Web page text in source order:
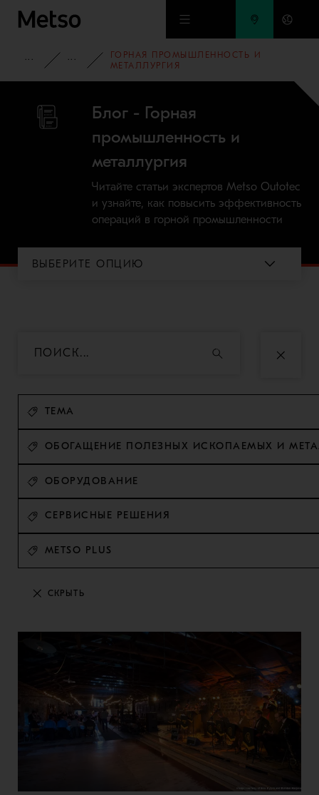
Перейти к основному содержимому
БАЗА ЗНАНИЙ
БЛОГ
ГОРНАЯ ПРОМЫШЛЕННОСТЬ И
МЕТАЛЛУРГИЯ
Блог - Горная
промышленность и
металлургия
Читайте статьи экспертов Metso Outotec
и узнайте, как повысить эффективность
операций в горной промышленности
ВЫБЕРИТЕ ОПЦИЮ
СКРЫТЬ
ТЕМА
ОБОГАЩЕНИЕ ПОЛЕЗНЫХ ИСКОПАЕМЫХ И
ОБОРУДОВАНИЕ
СЕРВИСНЫЕ РЕШЕНИЯ
METSO PLUS